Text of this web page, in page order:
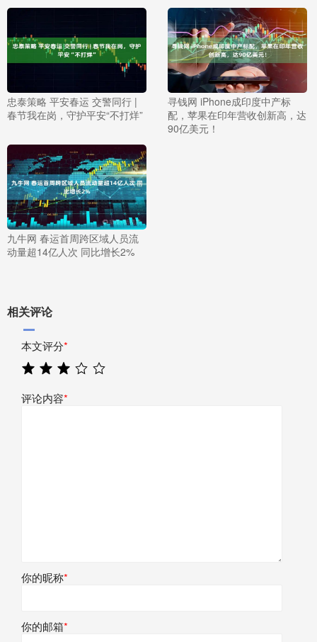
忠泰策略 平安春运 交警同行 |
春节我在岗，守护平安“不打烊”
寻钱网 iPhone成印度中产标
配，苹果在印年营收创新高，达
90亿美元！
九牛网 春运首周跨区域人员流
动量超14亿人次 同比增长2%
相关评论
本文评分*
评论内容*
你的昵称*
你的邮箱*